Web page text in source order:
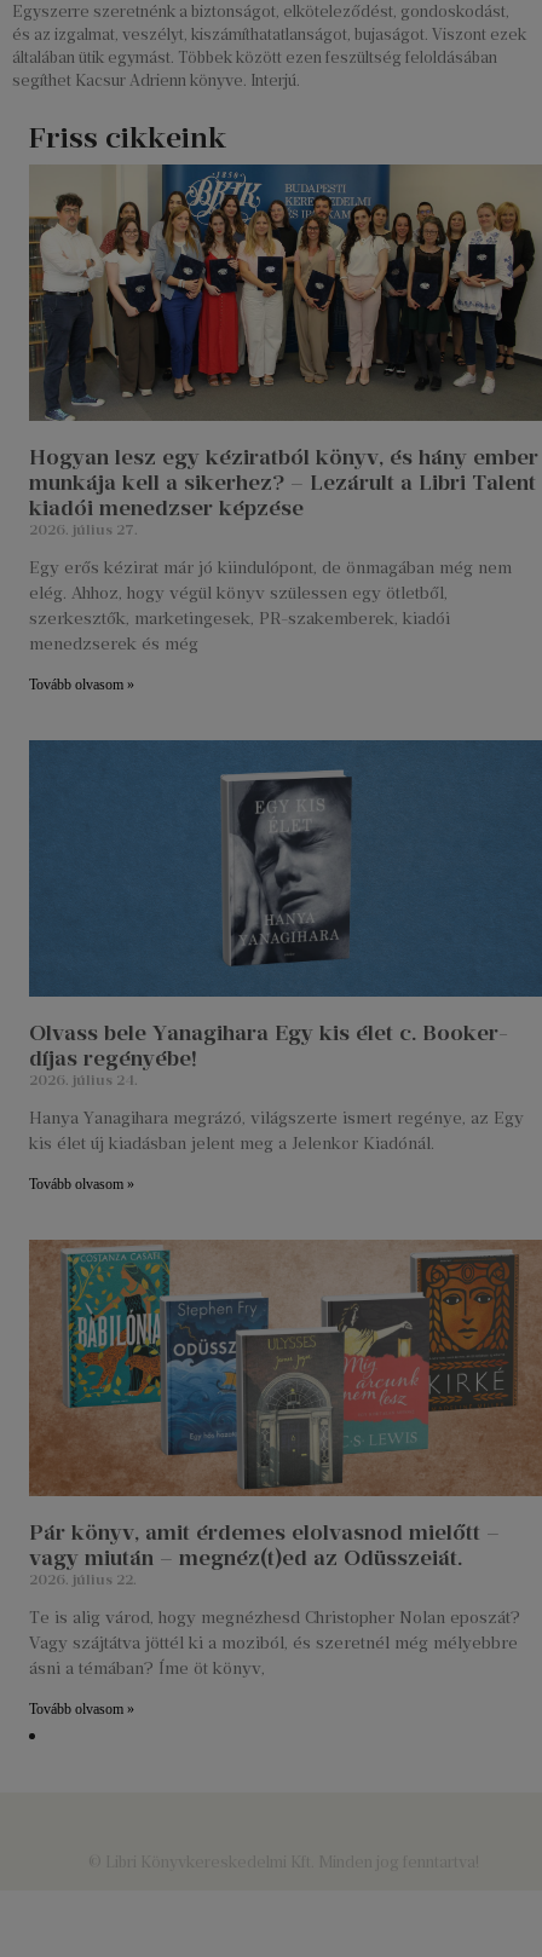
Egyszerre szeretnénk a biztonságot, elköteleződést, gondoskodást,
és az izgalmat, veszélyt, kiszámíthatatlanságot, bujaságot. Viszont ezek
általában ütik egymást. Többek között ezen feszültség feloldásában
segíthet Kacsur Adrienn könyve. Interjú.
Friss cikkeink
Hogyan lesz egy kéziratból könyv, és hány ember
munkája kell a sikerhez? – Lezárult a Libri Talent
kiadói menedzser képzése
2026. július 27.
Egy erős kézirat már jó kiindulópont, de önmagában még nem
elég. Ahhoz, hogy végül könyv szülessen egy ötletből,
szerkesztők, marketingesek, PR-szakemberek, kiadói
menedzserek és még
Tovább olvasom »
Olvass bele Yanagihara Egy kis élet c. Booker-
díjas regényébe!
2026. július 24.
Hanya Yanagihara megrázó, világszerte ismert regénye, az Egy
kis élet új kiadásban jelent meg a Jelenkor Kiadónál.
Tovább olvasom »
Pár könyv, amit érdemes elolvasnod mielőtt –
vagy miután – megnéz(t)ed az Odüsszeiát.
2026. július 22.
Te is alig várod, hogy megnézhesd Christopher Nolan eposzát?
Vagy szájtátva jöttél ki a moziból, és szeretnél még mélyebbre
ásni a témában? Íme öt könyv,
Tovább olvasom »